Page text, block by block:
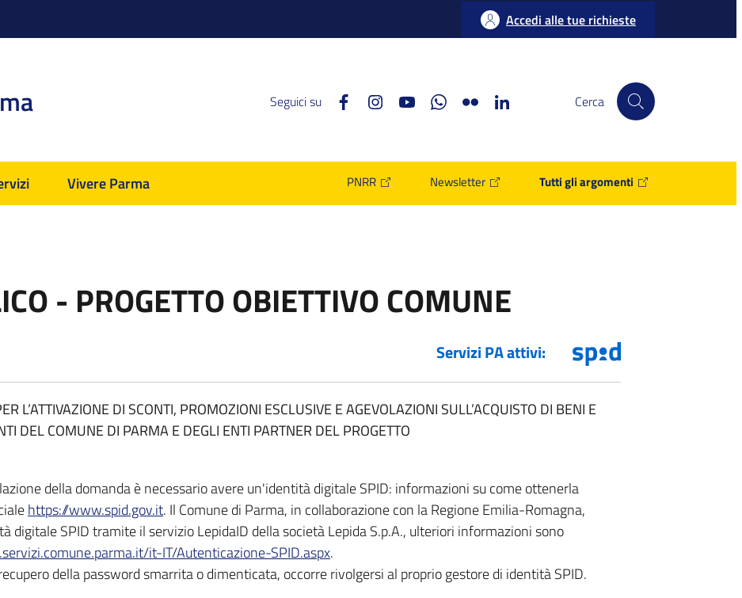
Accedi alle tue richieste
Seguici su FacebookInstagramYoutube Whatsapp
Flickr Cerca
Vivere Parma PNRR Newsletter Tutti gli argomenti
- PROGETTO OBIETTIVO COMUNE
Servizi PA attivi:
L’ATTIVAZIONE DI SCONTI, PROMOZIONI ESCLUSIVE E AGEVOLAZIONI SULL’ACQUISTO DI BENI E
DEL COMUNE DI PARMA E DEGLI ENTI PARTNER DEL PROGETTO
della domanda è necessario avere un'identità digitale SPID: informazioni su come ottenerla
https://www.spid.gov.it. Il Comune di Parma, in collaborazione con la Regione Emilia-Romagna,
digitale SPID tramite il servizio LepidaID della società Lepida S.p.A., ulteriori informazioni sono
it-IT/Autenticazione-SPID.aspx.
della password smarrita o dimenticata, occorre rivolgersi al proprio gestore di identità SPID.